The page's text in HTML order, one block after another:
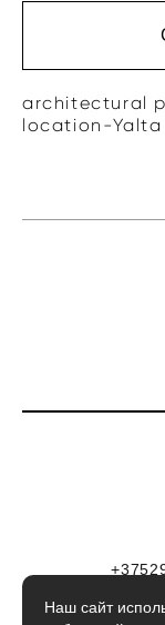
architectural
location-Yalta
Наш сайт